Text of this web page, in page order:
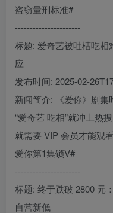
盗窃量刑标准#
----------------------
标题: 爱奇艺被吐槽吃相
应
发布时间: 2025-02-
新闻简介: 《爱你》剧集
“爱奇艺 吃相”就冲上热
就需要 VIP 会员才能观
爱你第1集锁V#
----------------------
标题: 终于跌破 2800 元
自营新低